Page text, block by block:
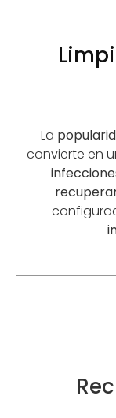
La
convierte en